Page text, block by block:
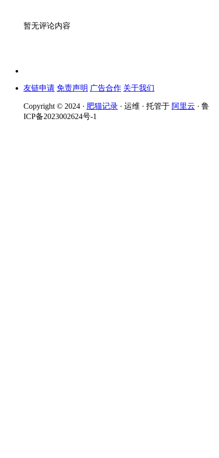
暂无评论内容
友链申请 免责声明 广告合作 关于我们
Copyright © 2024 · 肥猫记录 · 运维 · 托管于 阿里云 · 鲁
ICP备2023002624号-1